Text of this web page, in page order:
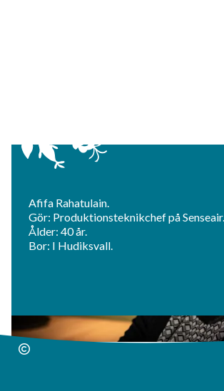
Afifa Rahatulain.
Gör: Produktionsteknikchef på Senseair.
Ålder: 40 år.
Bor: I Hudiksvall.